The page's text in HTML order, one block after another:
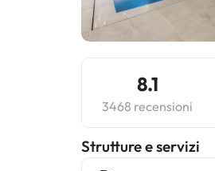
8.1
3468 recensioni
​Strutture e servizi